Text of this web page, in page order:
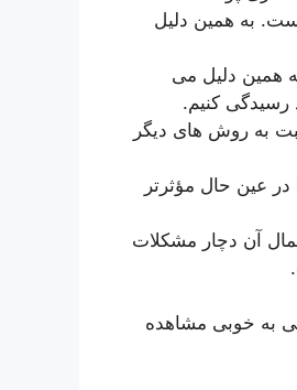
به همین دلیل
همین دلیل می
رسیدگی کنیم.
به روش های دیگر
عین حال مؤثرتر
آن دچار مشکلات
به خوبی مشاهده